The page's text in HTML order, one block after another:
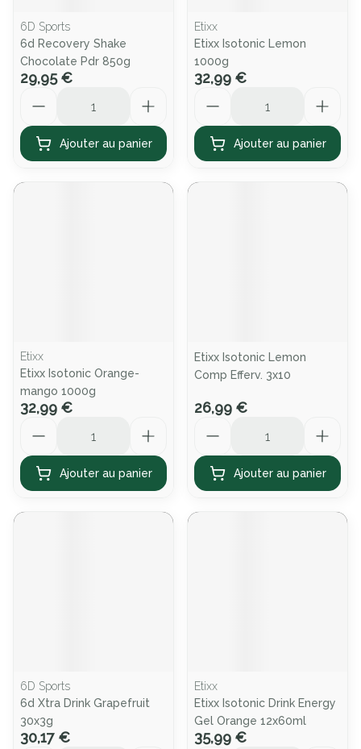
6D Sports
6d Recovery Shake
Chocolate Pdr 850g
29,95 €
Ajouter au panier
Etixx
Etixx Isotonic Lemon
1000g
32,99 €
Ajouter au panier
Etixx
Etixx Isotonic Orange-
mango 1000g
32,99 €
Ajouter au panier
Etixx Isotonic Lemon
Comp Efferv. 3x10
26,99 €
Ajouter au panier
6D Sports
6d Xtra Drink Grapefruit
30x3g
30,17 €
Etixx
Etixx Isotonic Drink Energy
Gel Orange 12x60ml
35,99 €